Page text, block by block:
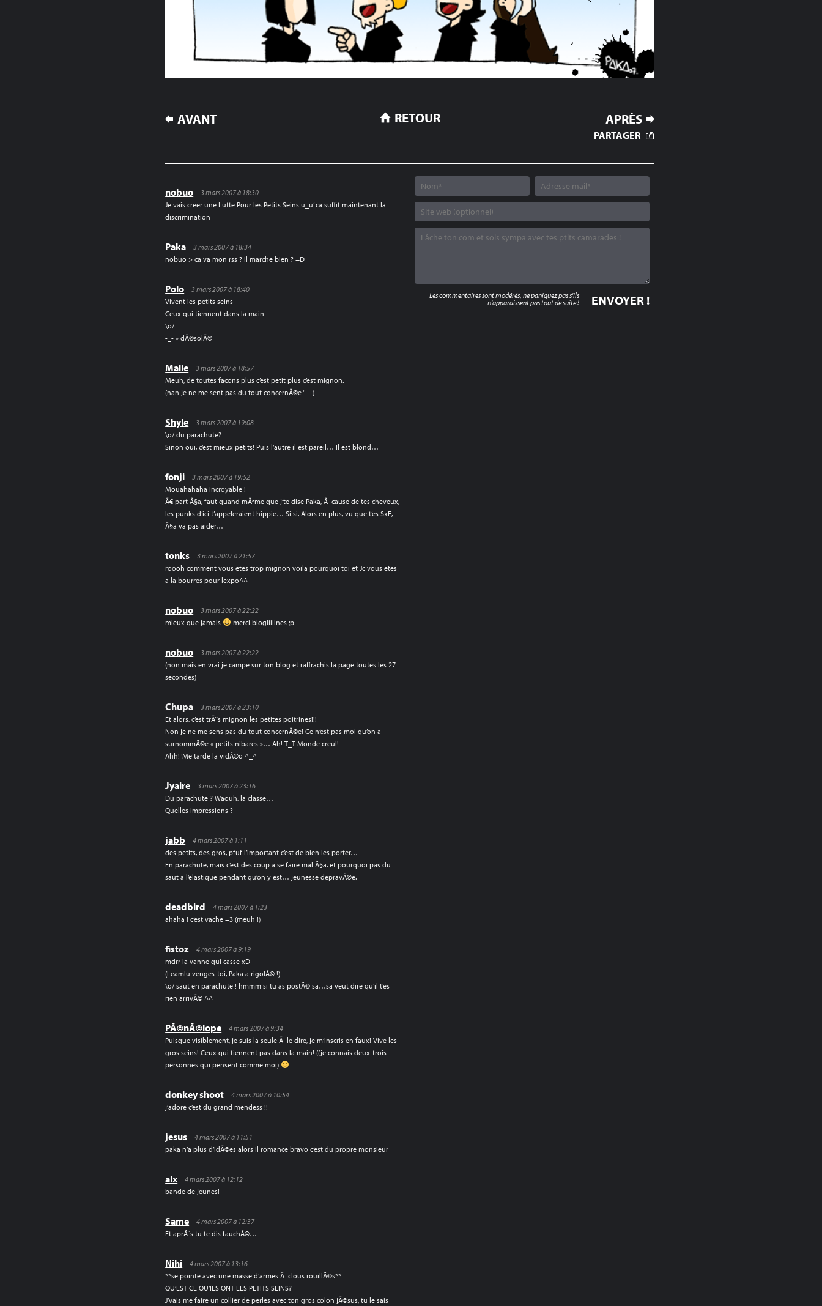
NAVIGATION
AVANT APRÈS
RETOUR
PARTAGER
nobuo
3 mars 2007 à 18:30
Je vais creer une Lutte Pour les Petits Seins u_u’ ca suffit maintenant la
discrimination
Paka
3 mars 2007 à 18:34
nobuo > ca va mon rss ? il marche bien ? =D
Polo
3 mars 2007 à 18:40
Vivent les petits seins
Ceux qui tiennent dans la main
\o/
-_- » dÃ©solÃ©
Malie
3 mars 2007 à 18:57
Meuh, de toutes facons plus c’est petit plus c’est mignon.
(nan je ne me sent pas du tout concernÃ©e ‘-_-)
Shyle
3 mars 2007 à 19:08
\o/ du parachute?
Sinon oui, c’est mieux petits! Puis l’autre il est pareil… Il est blond…
fonji
3 mars 2007 à 19:52
Mouahahaha incroyable !
Ã€ part Ã§a, faut quand mÃªme que j’te dise Paka, Ã cause de tes cheveux,
les punks d’ici t’appeleraient hippie… Si si. Alors en plus, vu que t’es SxE,
Ã§a va pas aider…
tonks
3 mars 2007 à 21:57
roooh comment vous etes trop mignon voila pourquoi toi et Jc vous etes
a la bourres pour lexpo^^
nobuo
3 mars 2007 à 22:22
mieux que jamais
merci blogliiiines ;p
nobuo
3 mars 2007 à 22:22
(non mais en vrai je campe sur ton blog et raffrachis la page toutes les 27
secondes)
Chupa
3 mars 2007 à 23:10
Et alors, c’est trÃ¨s mignon les petites poitrines!!!
Non je ne me sens pas du tout concernÃ©e! Ce n’est pas moi qu’on a
surnommÃ©e « petits nibares »… Ah! T_T Monde creul!
Ahh! ‘Me tarde la vidÃ©o ^_^
Jyaire
3 mars 2007 à 23:16
Du parachute ? Waouh, la classe…
Quelles impressions ?
jabb
4 mars 2007 à 1:11
des petits, des gros, pfuf l’important c’est de bien les porter…
En parachute, mais c’est des coup a se faire mal Ã§a. et pourquoi pas du
saut a l’elastique pendant qu’on y est… jeunesse depravÃ©e.
deadbird
4 mars 2007 à 1:23
ahaha ! c’est vache =3 (meuh !)
fistoz
4 mars 2007 à 9:19
mdrr la vanne qui casse xD
(Leamlu venges-toi, Paka a rigolÃ© !)
\o/ saut en parachute ! hmmm si tu as postÃ© sa…sa veut dire qu’il t’es
rien arrivÃ© ^^
PÃ©nÃ©lope
4 mars 2007 à 9:34
Puisque visiblement, je suis la seule Ã le dire, je m’inscris en faux! Vive les
gros seins! Ceux qui tiennent pas dans la main! ((je connais deux-trois
personnes qui pensent comme moi)
donkey shoot
4 mars 2007 à 10:54
j’adore c’est du grand mendess !!
jesus
4 mars 2007 à 11:51
paka n’a plus d’idÃ©es alors il romance bravo c’est du propre monsieur
alx
4 mars 2007 à 12:12
bande de jeunes!
Same
4 mars 2007 à 12:37
Et aprÃ¨s tu te dis fauchÃ©… -_-
Nihi
4 mars 2007 à 13:16
**se pointe avec une masse d’armes Ã clous rouillÃ©s**
QU’EST CE QU’ILS ONT LES PETITS SEINS?
J’vais me faire un collier de perles avec ton gros colon jÃ©sus, tu le sais
Les commentaires sont modérés, ne paniquez pas s'ils
n'apparaissent pas tout de suite !